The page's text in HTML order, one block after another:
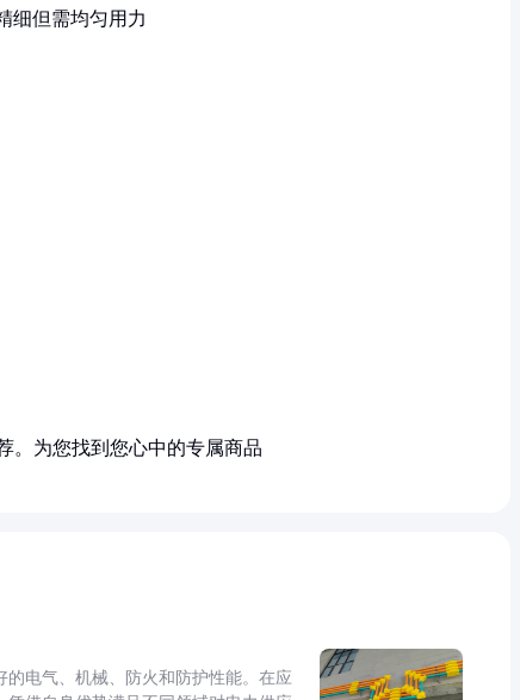
细但需均匀用力
。为您找到您心中的专属商品
电气、机械、防火和防护性能。在应